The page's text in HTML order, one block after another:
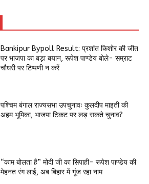
Bankipur Bypoll Result: प्रशांत किशोर की जीत
पर भाजपा का बड़ा बयान, रूपेश पाण्डेय बोले- सम्राट
चौधरी पर टिप्पणी न करें
पश्चिम बंगाल राज्यसभा उपचुनावः कुलदीप माइती की
अहम भूमिका, भाजपा टिकट पर लड़ सकते चुनाव?
“काम बोलता है” मोदी जी का सिपाही- रूपेश पाण्डेय की
मेहनत रंग लाई, अब बिहार में गूंज रहा नाम